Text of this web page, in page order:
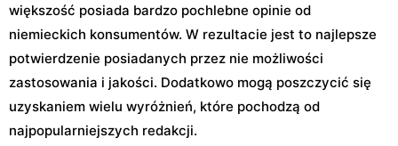
większość posiada bardzo pochlebne opinie od
niemieckich konsumentów. W rezultacie jest to najlepsze
potwierdzenie posiadanych przez nie możliwości
zastosowania i jakości. Dodatkowo mogą poszczycić się
uzyskaniem wielu wyróżnień, które pochodzą od
najpopularniejszych redakcji.